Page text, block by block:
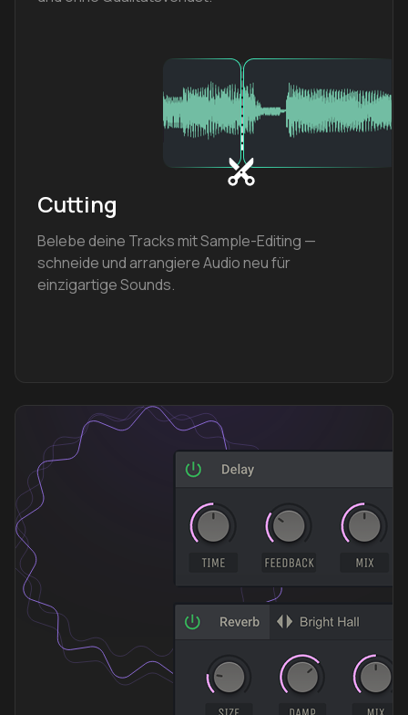
Cutting
Belebe deine Tracks mit Sample-Editing —
schneide und arrangiere Audio neu für
einzigartige Sounds.